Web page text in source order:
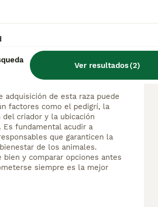
Ver resultados(2)
cuesta un gato
adquisición de esta raza puede
factores como el pedigrí, la
del criador y la ubicación
Es fundamental acudir a
que garanticen la
de los animales.
bien y comparar opciones antes
siempre es la mejor